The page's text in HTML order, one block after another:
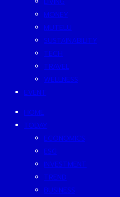
MONEY
MUTELU
SUSTAINABILITY
TECH
TRAVEL
WELLNESS
EVENT
HOME
TODAY
ECONOMICS
ESG
INVESTMENT
TREND
BUSINESS